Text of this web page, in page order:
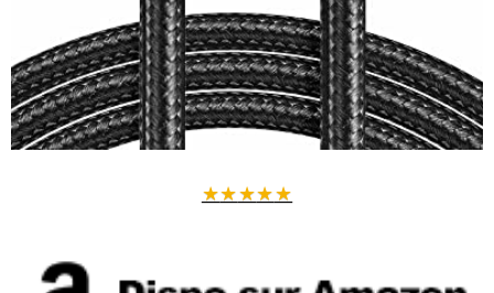
★★★★★